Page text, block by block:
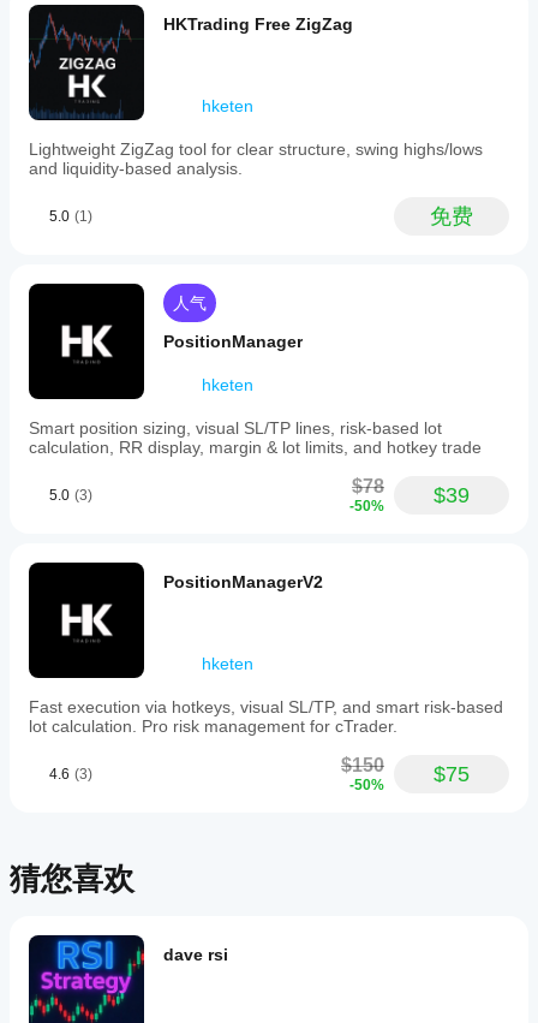
价。
已经
试过
了？
告诉
其他
人！
的云端执
行，而只
有
cTrader
Windows
和 Mac
支持本地
执行。
的表
现?
在干净的
模拟账户
(无历史
运行
cBot，并
的推移监
关注一致
和不同市
场条件下
在
Windows
和 Mac
史市场数
cBot。
我应
该优
cBot
设置
以获
得更
结果
优化
cBot
应您
纪商
和市
件，
提高
能。
我应
该在
运行
cBot
之前
其参
您可以
认参数
启动
或使用
优化文
件。
在每
个账
的表
现会
相同
表现
条
件、
行质
量而
异。
在您
HKTrading Free ZigZag
hketen
Lightweight ZigZag tool for clear structure, swing highs/lows
and liquidity-based analysis.
5.0 (1) 免费
人气
PositionManager
hketen
Smart position sizing, visual SL/TP lines, risk-based lot
calculation, RR display, margin & lot limits, and hotkey trade
5.0 (3) $78
-50% $39
PositionManagerV2
hketen
Fast execution via hotkeys, visual SL/TP, and smart risk-based
lot calculation. Pro risk management for cTrader.
4.6 (3) $150
-50% $75
猜您喜欢
dave rsi